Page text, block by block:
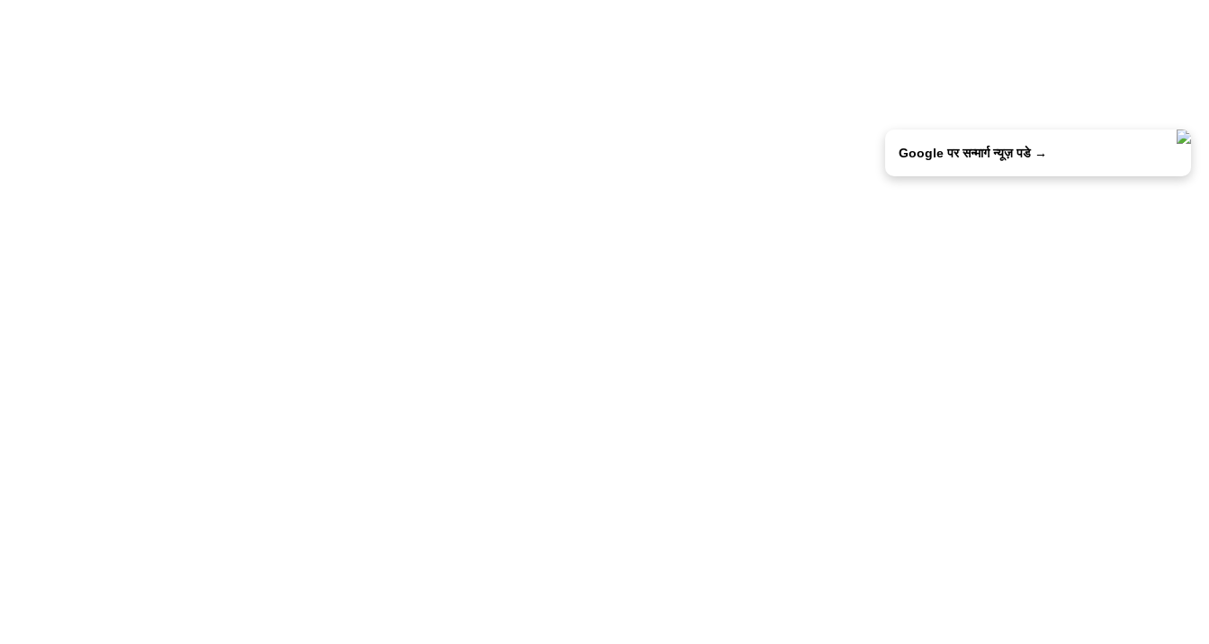
Google पर सन्मार्ग न्यूज़ पडे →